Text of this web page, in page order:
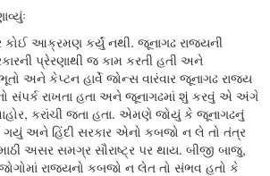
કોઈ આક્રમણ કર્યું નથી. જૂનાગઢ રાજ્યની
પ્રેરણાથી જ કામ કરતી હતી અને
અને કેપ્ટન હાર્વે જોન્સ વારંવાર જૂનાગઢ રાજ્ય
સંપર્ક રાખતા હતા અને જૂનાગઢમાં શું કરવું એ અંગે
કરાંચી જતા હતા. એમણે જોયું કે જૂનાગઢનું
ગયું અને હિંદી સરકાર એનો કબજો ન લે તો તંત્ર
અસર સમગ્ર સૌરાષ્ટ્ર પર થાય. બીજી બાજુ,
રાજ્યનો કબજો ન લેત તો સંભવ હતો કે